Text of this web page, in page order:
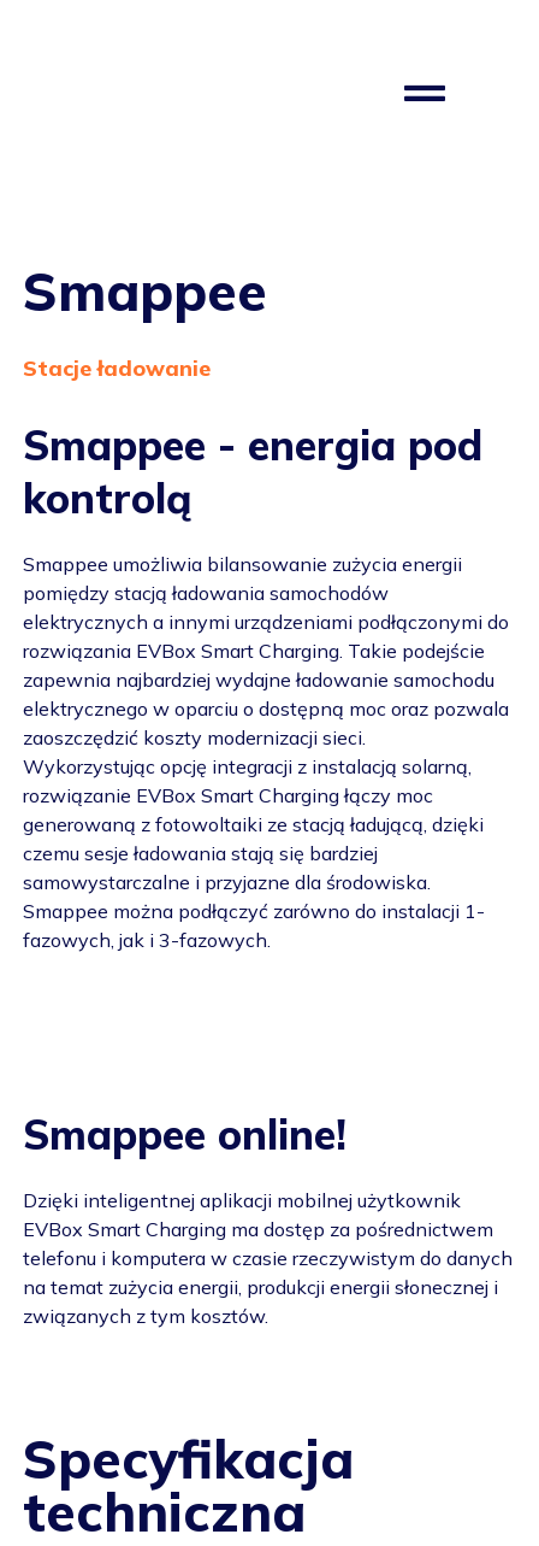
Smappee
Stacje ładowanie
Smappee - energia pod
kontrolą
Smappee umożliwia bilansowanie zużycia energii
pomiędzy stacją ładowania samochodów
elektrycznych a innymi urządzeniami podłączonymi do
rozwiązania EVBox Smart Charging. Takie podejście
zapewnia najbardziej wydajne ładowanie samochodu
elektrycznego w oparciu o dostępną moc oraz pozwala
zaoszczędzić koszty modernizacji sieci.
Wykorzystując opcję integracji z instalacją solarną,
rozwiązanie EVBox Smart Charging łączy moc
generowaną z fotowoltaiki ze stacją ładującą, dzięki
czemu sesje ładowania stają się bardziej
samowystarczalne i przyjazne dla środowiska.
Smappee można podłączyć zarówno do instalacji 1-
fazowych, jak i 3-fazowych.
Smappee online!
Dzięki inteligentnej aplikacji mobilnej użytkownik
EVBox Smart Charging ma dostęp za pośrednictwem
telefonu i komputera w czasie rzeczywistym do danych
na temat zużycia energii, produkcji energii słonecznej i
związanych z tym kosztów.
Specyfikacja
techniczna